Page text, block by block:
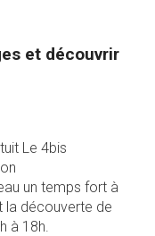
et découvrir
Le 4bis
un temps fort à
la découverte de
à 18h.